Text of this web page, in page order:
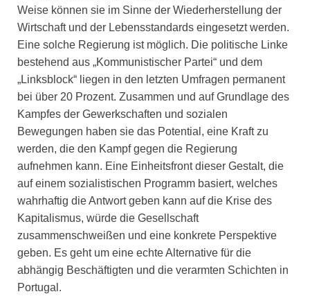
Weise können sie im Sinne der Wiederherstellung der
Wirtschaft und der Lebensstandards eingesetzt werden.
Eine solche Regierung ist möglich. Die politische Linke
bestehend aus „Kommunistischer Partei“ und dem
„Linksblock“ liegen in den letzten Umfragen permanent
bei über 20 Prozent. Zusammen und auf Grundlage des
Kampfes der Gewerkschaften und sozialen
Bewegungen haben sie das Potential, eine Kraft zu
werden, die den Kampf gegen die Regierung
aufnehmen kann. Eine Einheitsfront dieser Gestalt, die
auf einem sozialistischen Programm basiert, welches
wahrhaftig die Antwort geben kann auf die Krise des
Kapitalismus, würde die Gesellschaft
zusammenschweißen und eine konkrete Perspektive
geben. Es geht um eine echte Alternative für die
abhängig Beschäftigten und die verarmten Schichten in
Portugal.